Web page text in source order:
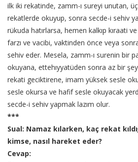
ilk iki rekatinde, zamm-ı sureyi unutan,
rekatlerde okuyup, sonra secde-i sehiv
rükuda hatırlarsa, hemen kalkıp kıraati
farzı ve vacibi, vaktinden önce veya
sehiv eder. Mesela, zamm-ı surenin bir
okuyana, ettehıyyatüden sonra az bir
rekati geciktirene, imam yüksek sesle
sesle okursa ve hafif sesle okuyacak
secde-i sehiv yapmak lazım olur.
***
Sual: Namaz kılarken, kaç rekat
kimse, nasıl hareket eder?
Cevap: